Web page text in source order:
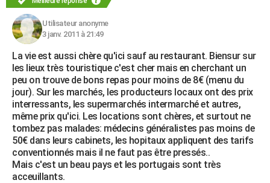
FORUM
Bricolage
Lifestyle
Culture
Sport
Auto
Television
Voyage
Cinema
Utilisateur anonyme
3 janv. 2011 à 21:49
La vie est aussi chère qu'ici sauf au restaurant. Biensur sur
les lieux très touristique c'est cher mais en cherchant un
peu on trouve de bons repas pour moins de 8€ (menu du
jour). Sur les marchés, les producteurs locaux ont des prix
interressants, les supermarchés intermarché et autres,
même prix qu'ici. Les locations sont chères, et surtout ne
tombez pas malades: médecins généralistes pas moins de
50€ dans leurs cabinets, les hopitaux appliquent des tarifs
conventionnés mais il ne faut pas être pressés..
Mais c'est un beau pays et les portugais sont très
acceuillants.